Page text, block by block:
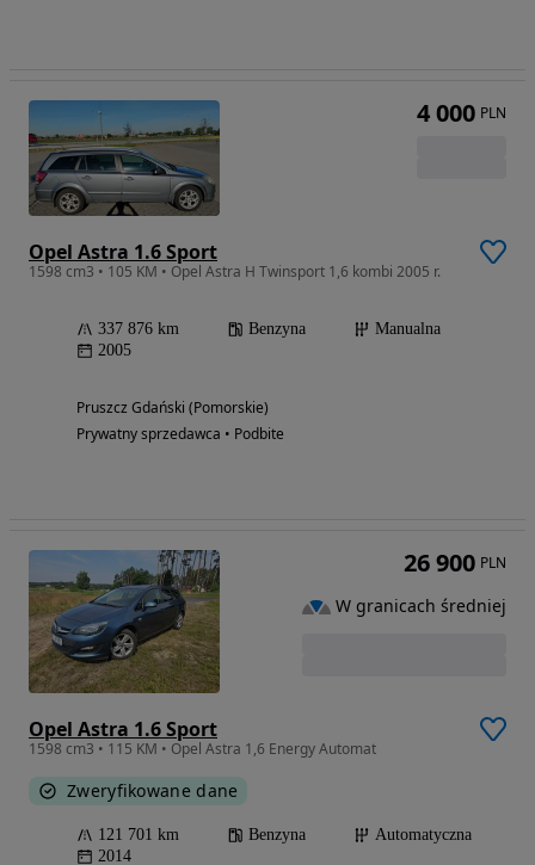
Opel Astra 1.6 Sport
1598 cm3 • 105 KM • Opel Astra H Twinsport 1,6 kombi 2005 r.
337 876 km Benzyna
Manualna
2005
Pruszcz Gdański (Pomorskie)
Prywatny sprzedawca • Podbite
4 000 PLN
Opel Astra 1.6 Sport
1598 cm3 • 115 KM • Opel Astra 1,6 Energy Automat
Zweryfikowane dane
121 701 km Benzyna
Automatyczna
2014
26 900 PLN
W granicach średniej